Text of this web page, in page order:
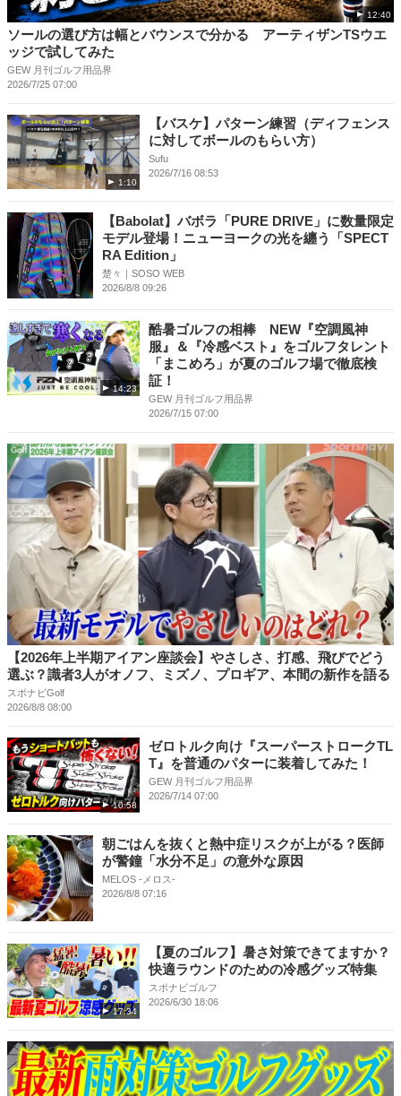
12:40
ソールの選び方は幅とバウンスで分かる アーティザンTSウエ
ッジで試してみた
GEW 月刊ゴルフ用品界
2026/7/25 07:00
1:10
【バスケ】パターン練習（ディフェンス
に対してボールのもらい方）
Sufu
2026/7/16 08:53
【Babolat】バボラ「PURE DRIVE」に数量限定
モデル登場！ニューヨークの光を纏う「SPECT
RA Edition」
楚々｜SOSO WEB
2026/8/8 09:26
14:23
酷暑ゴルフの相棒 NEW『空調風神
服』＆『冷感ベスト』をゴルフタレント
「まこめろ」が夏のゴルフ場で徹底検
証！
GEW 月刊ゴルフ用品界
2026/7/15 07:00
【2026年上半期アイアン座談会】やさしさ、打感、飛びでどう
選ぶ？識者3人がオノフ、ミズノ、プロギア、本間の新作を語る
スポナビGolf
2026/8/8 08:00
10:58
ゼロトルク向け『スーパーストロークTL
T』を普通のパターに装着してみた！
GEW 月刊ゴルフ用品界
2026/7/14 07:00
朝ごはんを抜くと熱中症リスクが上がる？医師
が警鐘「水分不足」の意外な原因
MELOS -メロス-
2026/8/8 07:16
17:34
【夏のゴルフ】暑さ対策できてますか？
快適ラウンドのための冷感グッズ特集
スポナビゴルフ
2026/6/30 18:06